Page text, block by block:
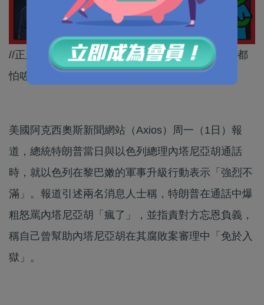
//正所謂一物治一物，睇嚟滿手鮮血嘅內塔尼亞胡都
怕咗侵侵呢個狂人！//
美國阿克西奧斯新聞網站（Axios）周一（1日）報
道，總統特朗普當日與以色列總理內塔尼亞胡通話
時，就以色列在黎巴嫩的軍事升級行動表示「強烈不
滿」。報道引述兩名消息人士稱，特朗普在通話中爆
粗怒罵內塔尼亞胡「瘋了」，並指責對方忘恩負義，
稱自己曾幫助內塔尼亞胡在其腐敗案審理中「免於入
獄」。